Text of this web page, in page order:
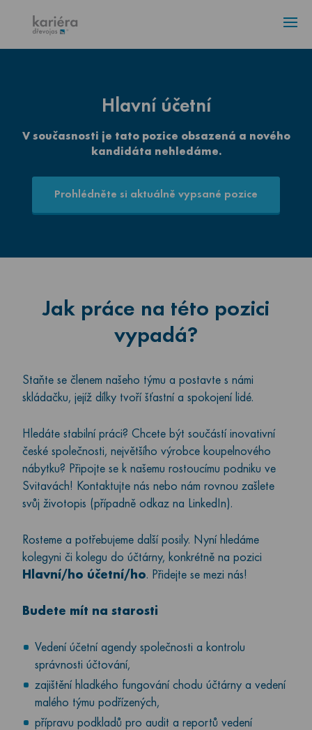
AKTUALITY
KONTAKT
Hlavní účetní
V současnosti je tato pozice obsazená a nového
kandidáta nehledáme.
Prohlédněte si aktuálně vypsané pozice
Jak práce na této pozici
vypadá?
Staňte se členem našeho týmu a postavte s námi
skládačku, jejíž dílky tvoří šťastní a spokojení lidé.
Hledáte stabilní práci? Chcete být součástí inovativní
české společnosti, největšího výrobce koupelnového
nábytku? Připojte se k našemu rostoucímu podniku ve
Svitavách! Kontaktujte nás nebo nám rovnou zašlete
svůj životopis (případně odkaz na LinkedIn).
Rosteme a potřebujeme další posily. Nyní hledáme
kolegyni či kolegu do účtárny, konkrétně na pozici
Hlavní/ho účetní/ho. Přidejte se mezi nás!
Budete mít na starosti
Vedení účetní agendy společnosti a kontrolu
správnosti účtování,
zajištění hladkého fungování chodu účtárny a vedení
malého týmu podřízených,
přípravu podkladů pro audit a reportů vedení